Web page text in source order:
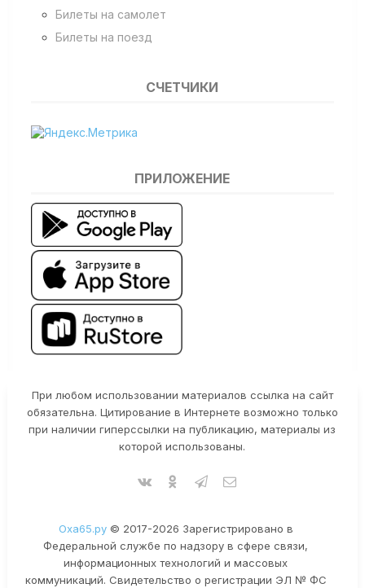
Билеты на самолет
Билеты на поезд
СЧЕТЧИКИ
ПРИЛОЖЕНИЕ
При любом использовании материалов ссылка на сайт
обязательна. Цитирование в Интернете возможно только
при наличии гиперссылки на публикацию, материалы из
которой использованы.
Оха65.ру© 2017-2026 Зарегистрировано в
Федеральной службе по надзору в сфере связи,
информационных технологий и массовых
коммуникаций. Свидетельство о регистрации ЭЛ № ФС